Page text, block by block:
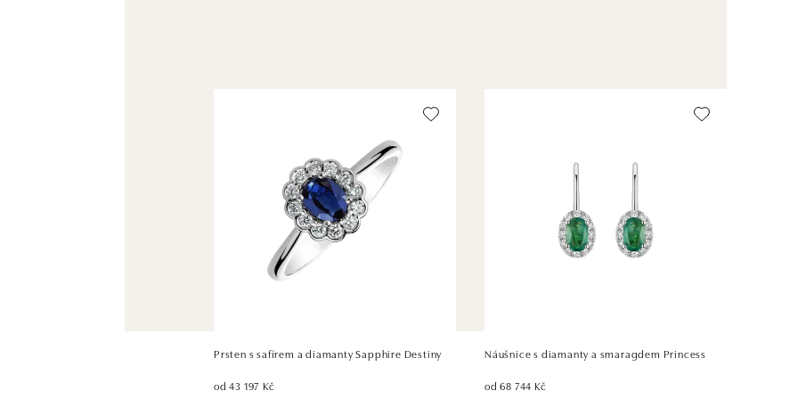
Prsten s safírem a diamanty Sapphire Destiny
od 43 197 Kč
Náušnice s diamanty a smaragdem Princess
od 68 744 Kč